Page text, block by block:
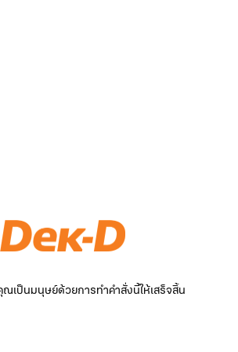
เป็นมนุษย์ด้วยการทำคำสั่งนี้ให้เสร็จสิ้น